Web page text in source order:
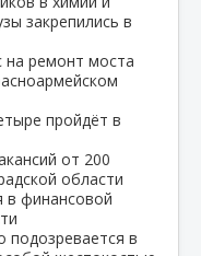
закрепились в
на ремонт моста
пройдёт в
от 200
области
в финансовой
подозревается в